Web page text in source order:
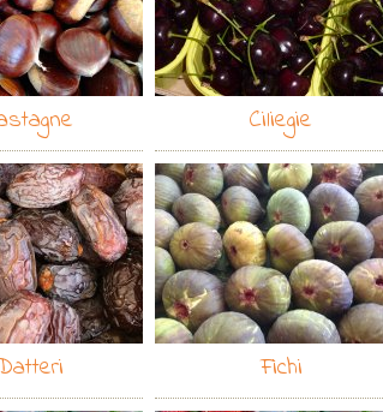
Ciliegie
Fichi